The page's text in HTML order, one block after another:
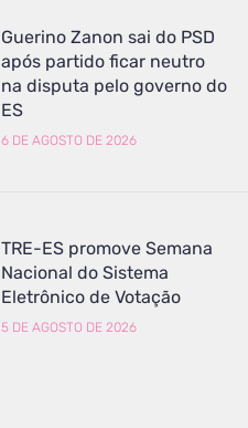
Guerino Zanon sai do PSD
após partido ficar neutro
na disputa pelo governo do
ES
6 DE AGOSTO DE 2026
TRE-ES promove Semana
Nacional do Sistema
Eletrônico de Votação
5 DE AGOSTO DE 2026